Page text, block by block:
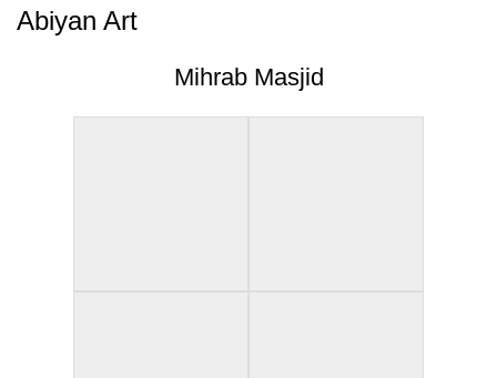
Abiyan Art
Mihrab Masjid